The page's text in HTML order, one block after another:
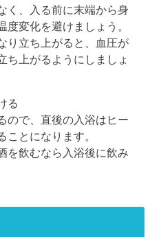
く、入る前に末端から身
変化を避けましょう。
り立ち上がると、血圧が
ち上がるようにしましょ
る
ので、直後の入浴はヒー
ことになります。
を飲むなら入浴後に飲み